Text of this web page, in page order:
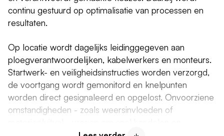
continu gestuurd op optimalisatie van processen en
resultaten.
Op locatie wordt dagelijks leidinggegeven aan
ploegverantwoordelijken, kabelwerkers en monteurs.
Startwerk- en veiligheidsinstructies worden verzorgd,
de voortgang wordt gemonitord en knelpunten
worden direct gesignaleerd en opgelost. Onvoorziene
omstandigheden - zoals weersinvloeden of